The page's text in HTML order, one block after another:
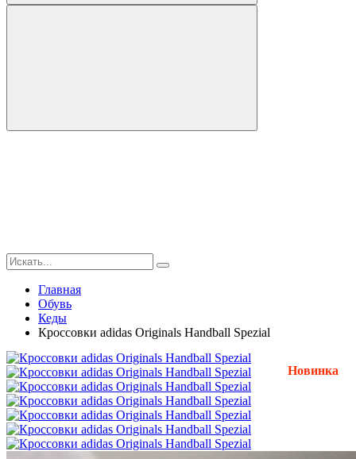
Главная
Обувь
Кеды
Кроссовки adidas Originals Handball Spezial
Новинка